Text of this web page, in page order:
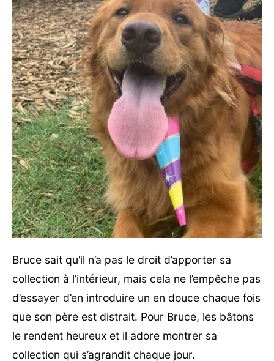
Bruce sait qu’il n’a pas le droit d’apporter sa
collection à l’intérieur, mais cela ne l’empêche pas
d’essayer d’en introduire un en douce chaque fois
que son père est distrait. Pour Bruce, les bâtons
le rendent heureux et il adore montrer sa
collection qui s’agrandit chaque jour.